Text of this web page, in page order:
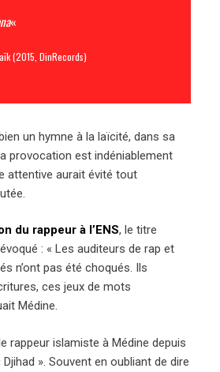
«
(2015, DinRecords)
un hymne à la laïcité, dans sa
provocation est indéniablement
attentive aurait évité tout
du rappeur à l’ENS, le titre
: « Les auditeurs de rap et
n’ont pas été choqués. Ils
ces jeux de mots
Médine.
rappeur islamiste à Médine depuis
». Souvent en oubliant de dire